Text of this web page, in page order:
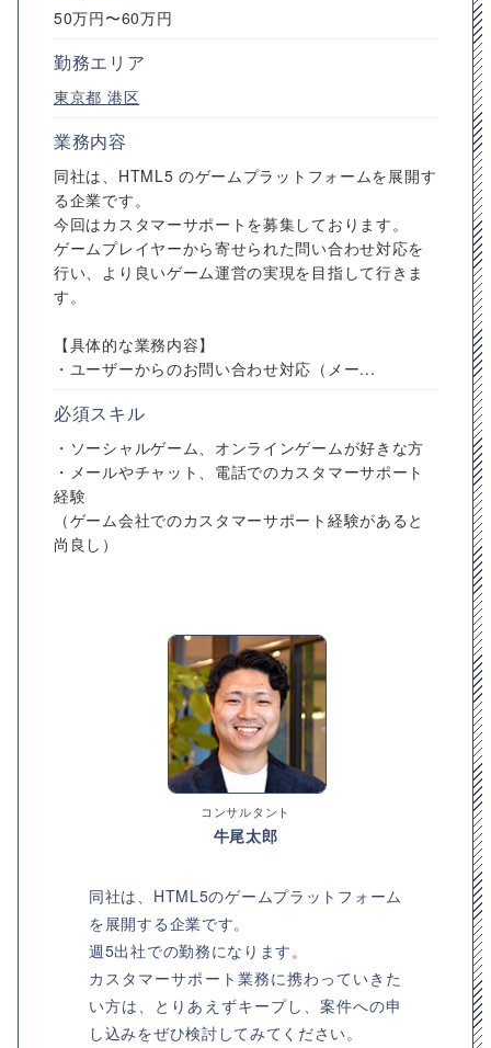
50万円〜60万円
勤務エリア
東京都 港区
業務内容
同社は、HTML5 のゲームプラットフォームを展開す
る企業です。
今回はカスタマーサポートを募集しております。
ゲームプレイヤーから寄せられた問い合わせ対応を
行い、より良いゲーム運営の実現を目指して行きま
す。
【具体的な業務内容】
・ユーザーからのお問い合わせ対応（メー...
必須スキル
・ソーシャルゲーム、オンラインゲームが好きな方
・メールやチャット、電話でのカスタマーサポート
経験
（ゲーム会社でのカスタマーサポート経験があると
尚良し）
コンサルタント
牛尾太郎
同社は、HTML5のゲームプラットフォーム
を展開する企業です。
週5出社での勤務になります。
カスタマーサポート業務に携わっていきた
い方は、とりあえずキープし、案件への申
し込みをぜひ検討してみてください。